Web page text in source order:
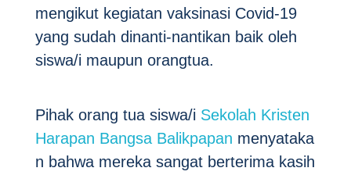
mengikut kegiatan vaksinasi Covid-19
yang sudah dinanti-nantikan baik oleh
siswa/i maupun orangtua.
Pihak orang tua siswa/i Sekolah Kristen
Harapan Bangsa Balikpapan menyataka
n bahwa mereka sangat berterima kasih